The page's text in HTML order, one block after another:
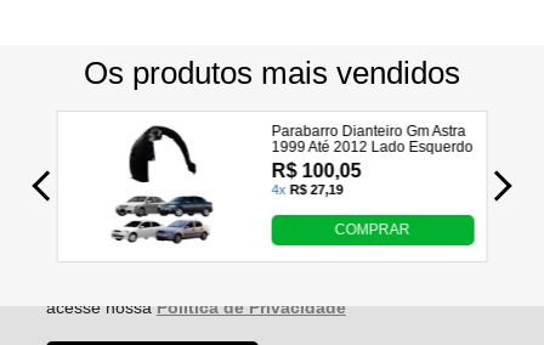
Utilizamos seus dados para analisar e personalizar nossa
loja virtual durante a sua navegação e em serviços de
terceiros parceiros. Ao navegar pela loja virtual, você nos
autoriza a coletar tais informações através do cookies e
acesse nossa Política de Privacidade